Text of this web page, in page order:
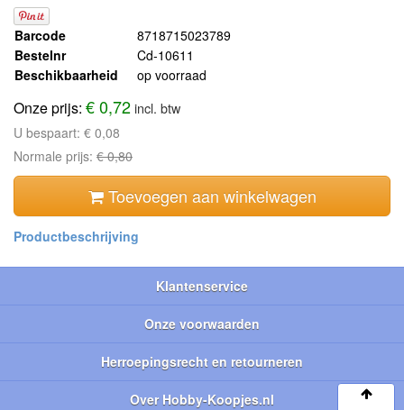
Barcode
8718715023789
Bestelnr
Cd-10611
Beschikbaarheid
op voorraad
Onze prijs: € 0,72incl. btw
U bespaart: € 0,08
Normale prijs: € 0,80
Toevoegen aan winkelwagen
Klantenservice
Onze voorwaarden
Herroepingsrecht en retourneren
Over Hobby-Koopjes.nl